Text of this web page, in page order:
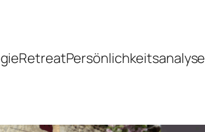
RetreatPersönlichkeitsanalyse